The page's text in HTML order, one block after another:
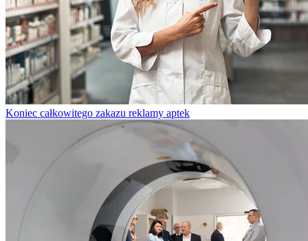
Koniec całkowitego zakazu reklamy aptek